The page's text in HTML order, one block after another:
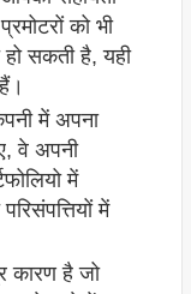
को भी
सकती है, यही
में अपना
वे अपनी
में
में
कारण है जो